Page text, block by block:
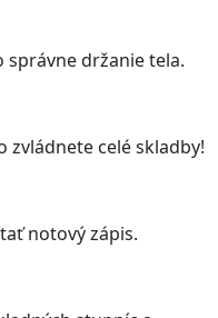
správne držanie tela.
zvládnete celé skladby!
notový zápis.